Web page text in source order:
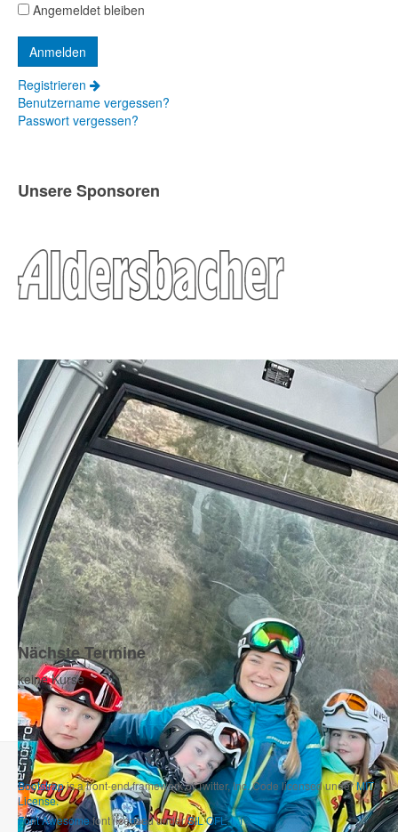
Angemeldet bleiben
Registrieren
Benutzername vergessen?
Passwort vergessen?
Unsere Sponsoren
Nächste Termine
keine Kurse
Bootstrapis a front-end framework of Twitter, Inc. Code licensed underMIT
License.
Font Awesomefont licensed underSIL OFL 1.1.